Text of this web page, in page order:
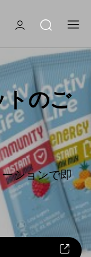
トのご
ションで即